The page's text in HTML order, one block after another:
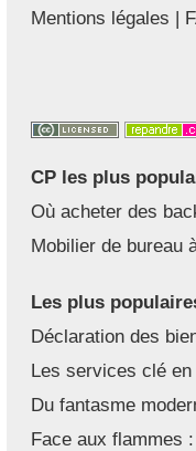
Mentions légales |
CP les plus
Où acheter des
Mobilier de bureau
Les plus
Déclaration des
Les services clé
Du fantasme
Face aux flammes